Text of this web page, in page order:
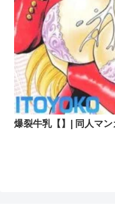
爆裂牛乳【】| 同人マン